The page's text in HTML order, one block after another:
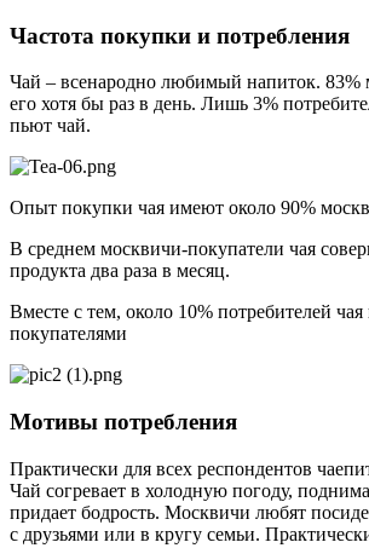
Частота покупки и потребления
Чай – всенародно любимый напиток. 83%
его хотя бы раз в день. Лишь 3%
пьют чай.
Опыт покупки чая имеют около 90%
В среднем москвичи-покупатели чая
продукта два раза в месяц.
Вместе с тем, около 10% потребителей чая
покупателями
Мотивы потребления
Практически для всех респондентов
Чай согревает в холодную погоду,
придает бодрость. Москвичи любят
с друзьями или в кругу семьи.